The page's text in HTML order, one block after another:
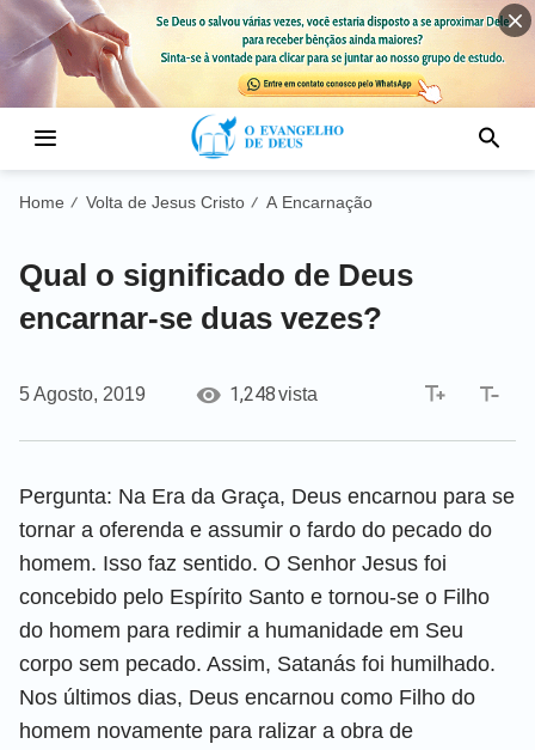
Home / Volta de Jesus Cristo / A Encarnação
Qual o significado de Deus
encarnar-se duas vezes?
5 Agosto, 2019 1,248vista
Pergunta: Na Era da Graça, Deus encarnou para se
tornar a oferenda e assumir o fardo do pecado do
homem. Isso faz sentido. O Senhor Jesus foi
concebido pelo Espírito Santo e tornou-se o Filho
do homem para redimir a humanidade em Seu
corpo sem pecado. Assim, Satanás foi humilhado.
Nos últimos dias, Deus encarnou como Filho do
homem novamente para ralizar a obra de